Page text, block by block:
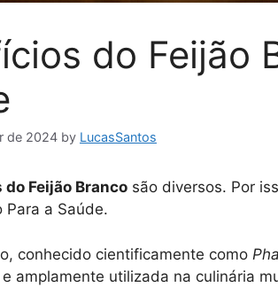
do Feijão
de 2024 by LucasSantos
Feijão Branco são diversos. Por
Para a Saúde.
conhecido cientificamente como
amplamente utilizada na culinária